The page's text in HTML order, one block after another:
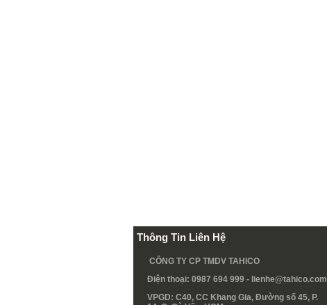
Thông Tin Liên Hệ
CÔNG TY CP TMDV TAHICO
Điện thoại: 0987 694 999 - lienhe@tahico.com
VPGD: C40, CC Khang Gia, Đường số 45, P.